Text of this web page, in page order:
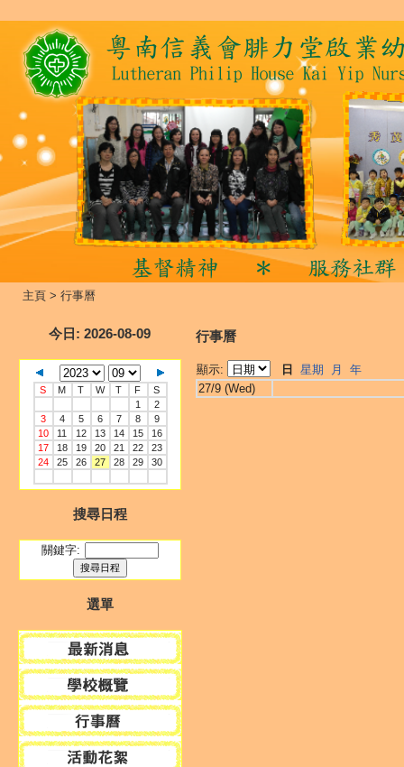
主頁 > 行事曆
今日 : 2026-08-09
S M T W T F
S
1
2
3
4 5 6 7 8
9
10
11 12 13 14 15
16
17
18 19 20 21 22
23
24
25 26 27 28 29 30
搜尋日程
關鍵字:
選單
行事曆
顯示: 日 星期 月
年
27/9 (Wed)